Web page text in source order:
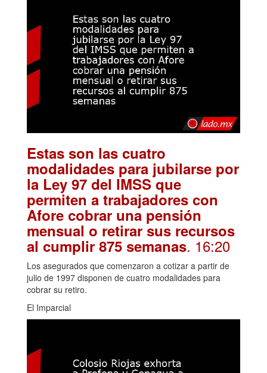
Estas son las cuatro
modalidades para jubilarse por
la Ley 97 del IMSS que
permiten a trabajadores con
Afore cobrar una pensión
mensual o retirar sus recursos
al cumplir 875 semanas. 16:20
Los asegurados que comenzaron a cotizar a partir de
julio de 1997 disponen de cuatro modalidades para
cobrar su retiro.
El Imparcial